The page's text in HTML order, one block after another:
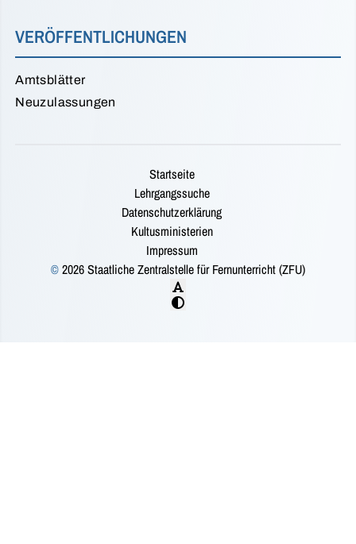
VERÖFFENTLICHUNGEN
Amtsblätter
Neuzulassungen
Startseite
Lehrgangssuche
Datenschutzerklärung
Kultusministerien
Impressum
©2026 Staatliche Zentralstelle für Fernunterricht (ZFU)